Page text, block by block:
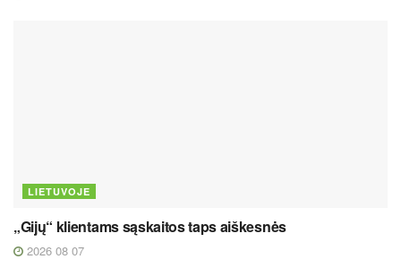
LIETUVOJE
„Gijų“ klientams sąskaitos taps aiškesnės
2026 08 07